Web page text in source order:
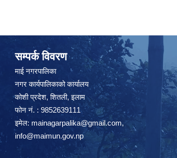
सम्पर्क विवरण
माई नगरपालिका
नगर कार्यपालिकाको कार्यालय
कोशी प्रदेश, शितली, इलाम
फोन नं. : 9852639111
इमेल: mainagarpalika@gmail.com,
info@maimun.gov.np